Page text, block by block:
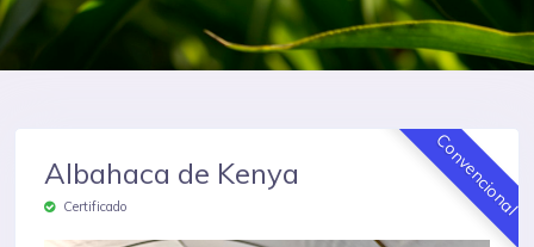
Convencional
Albahaca de Kenya
Certificado